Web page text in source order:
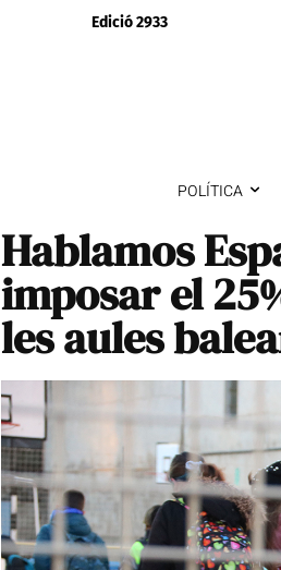
Edició 2933
POLÍTICA
Hablamos
imposar el
les aules